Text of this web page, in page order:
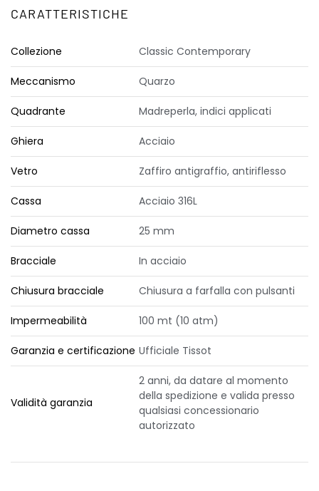
CARATTERISTICHE
Collezione Classic Contemporary
Meccanismo Quarzo
Quadrante Madreperla, indici applicati
Ghiera Acciaio
Vetro Zaffiro antigraffio, antiriflesso
Cassa Acciaio 316L
Diametro cassa 25 mm
Bracciale In acciaio
Chiusura bracciale Chiusura a farfalla con pulsanti
Impermeabilità 100 mt (10 atm)
Garanzia e certificazione Ufficiale Tissot
Validità garanzia
2 anni, da datare al momento
della spedizione e valida presso
qualsiasi concessionario
autorizzato